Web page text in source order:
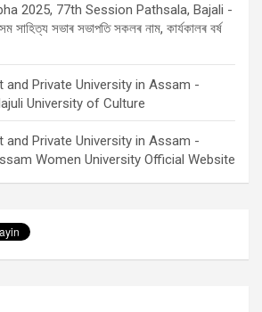
2025, 77th Session Pathsala, Bajali -
সাহিত্য সভাৰ সভাপতি সকলৰ নাম, কাৰ্যকালৰ বৰ্ষ
Private University in Assam -
University of Culture
Private University in Assam -
Women University Official Website